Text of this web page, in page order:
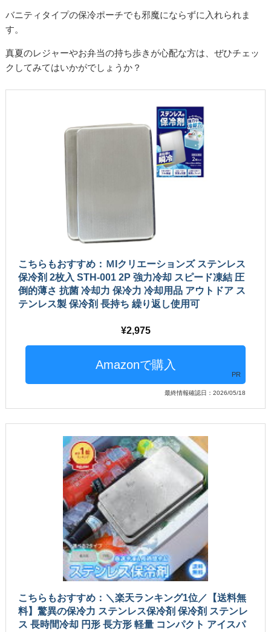
バニティタイプの保冷ポーチでも邪魔にならずに入れられま
す。
真夏のレジャーやお弁当の持ち歩きが心配な方は、ぜひチェッ
クしてみてはいかがでしょうか？
こちらもおすすめ：ＭIクリエーションズ ステンレス
保冷剤 2枚入 STH-001 2P 強力冷却 スピード凍結 圧
倒的薄さ 抗菌 冷却力 保冷力 冷却用品 アウトドア ス
テンレス製 保冷剤 長持ち 繰り返し使用可
2,975
PR
最終情報確認日：2026/05/18
こちらもおすすめ：＼楽天ランキング1位／【送料無
料】驚異の保冷力 ステンレス保冷剤 保冷剤 ステンレ
ス 長時間冷却 円形 長方形 軽量 コンパクト アイスパ